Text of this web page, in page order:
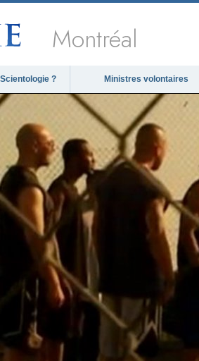
Montréal
? Ministres volontaires